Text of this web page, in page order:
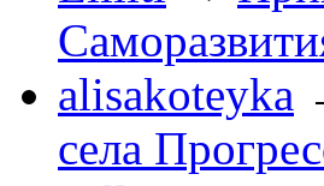
alisakoteyka
села